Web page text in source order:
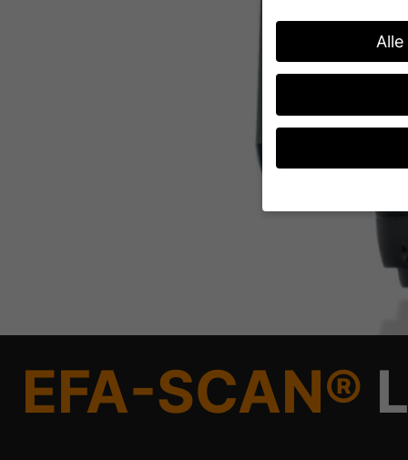
EFA-SCAN®
Wenn Sie unter 16
Wir verwenden
andere uns helfen,
geben oder sich